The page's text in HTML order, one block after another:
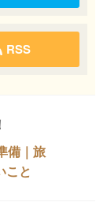
RSS
備｜旅
こと